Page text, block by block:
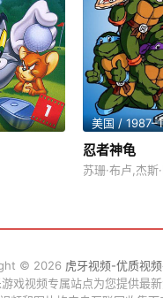
美国 /
忍者神龟
© 2026 虎牙视频-优质视
戏视频专属站点为您提供最